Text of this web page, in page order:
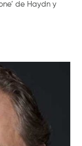
de Haydn y